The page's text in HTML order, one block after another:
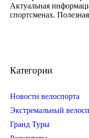
Актуальная
спортсменах.
Категории
Новости велоспорта
Экстремальный
Гранд Туры